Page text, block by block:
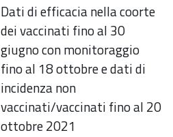
Dati di efficacia nella coorte
dei vaccinati fino al 30
giugno con monitoraggio
fino al 18 ottobre e dati di
incidenza non
vaccinati/vaccinati fino al 20
ottobre 2021